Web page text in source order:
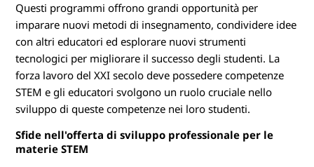
Questi programmi offrono grandi opportunità per
imparare nuovi metodi di insegnamento, condividere idee
con altri educatori ed esplorare nuovi strumenti
tecnologici per migliorare il successo degli studenti. La
forza lavoro del XXI secolo deve possedere competenze
STEM e gli educatori svolgono un ruolo cruciale nello
sviluppo di queste competenze nei loro studenti.
Sfide nell'offerta di sviluppo professionale per le
materie STEM